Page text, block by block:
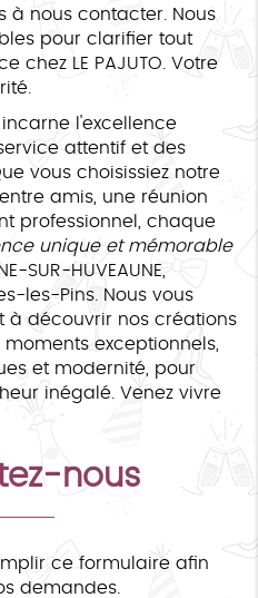
à nous contacter. Nous
pour clarifier tout
chez LE PAJUTO. Votre
incarne l'excellence
attentif et des
vous choisissiez notre
amis, une réunion
professionnel, chaque
unique et mémorable
SUR-HUVEAUNE,
les-Pins. Nous vous
à découvrir nos créations
exceptionnels,
et modernité, pour
inégalé. Venez vivre
nous
ce formulaire afin
demandes.